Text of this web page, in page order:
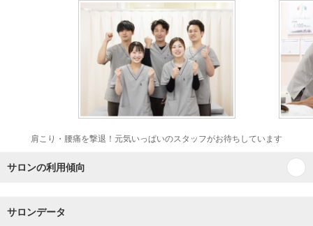
肩こり・腰痛を撃退！元気いっぱいのスタッフがお待ちしています
サロンの利用傾向
サロンデータ